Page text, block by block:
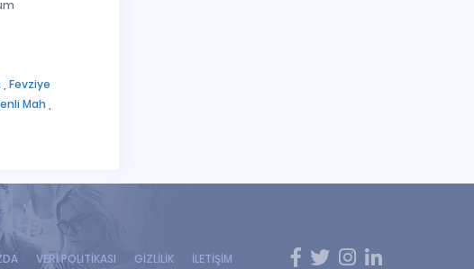
Fevziye
Mah ,
VERİ POLİTİKASI GİZLİLİK İLETİŞİM